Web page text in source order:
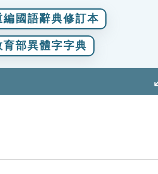
編國語辭典修訂本
育部異體字字典